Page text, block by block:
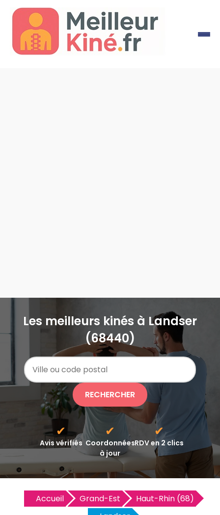
Les meilleurs kinés à Landser
(68440)
RECHERCHER
✔
Avis vérifiés
✔
Coordonnées
à jour
✔
RDV en 2 clics
Accueil Grand-Est
Haut-Rhin (68)